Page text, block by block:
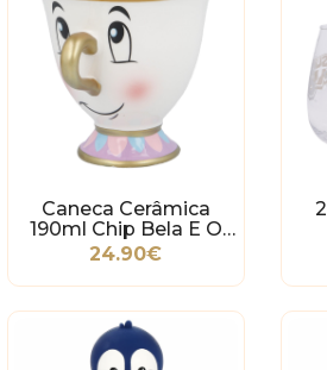
Caneca Cerâmica
190ml Chip Bela E O
Monstro
24.90€